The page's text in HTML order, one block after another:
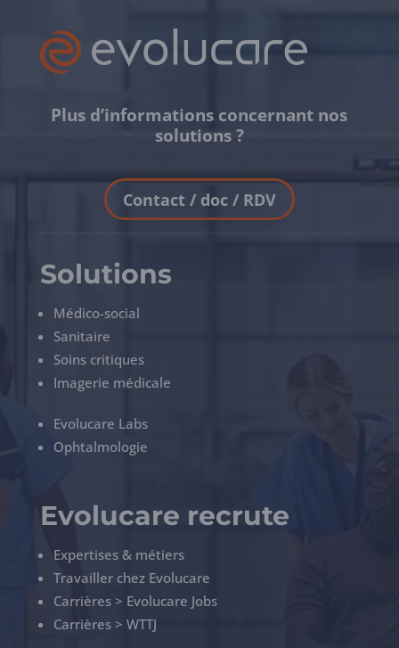
Plus d’informations concernant nos
solutions ?
Contact / doc / RDV
Solutions
Médico-social
Sanitaire
Soins critiques
Imagerie médicale
Evolucare Labs
Ophtalmologie
Evolucare recrute
Expertises & métiers
Travailler chez Evolucare
Carrières > Evolucare Jobs
Carrières > WTTJ